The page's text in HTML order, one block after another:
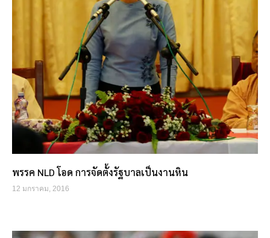
พรรค NLD โอด การจัดตั้งรัฐบาลเป็นงานหิน
12 มกราคม, 2016